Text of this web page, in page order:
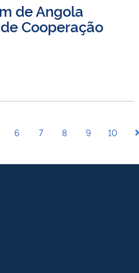
de Angola
Cooperação
6 7 8 9 10